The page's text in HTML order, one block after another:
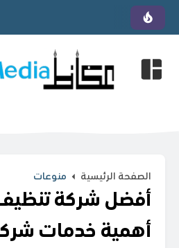
الصفحة الرئيسية منوعات
أفضل شركة
أهمية خدمات